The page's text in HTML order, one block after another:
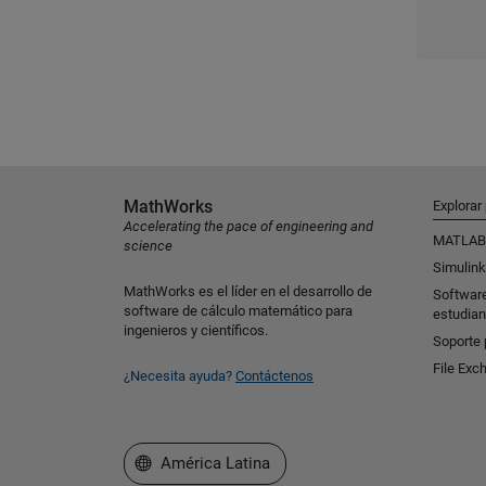
MathWorks
Accelerating the pace of engineering and
science
MathWorks es el líder en el desarrollo de
software de cálculo matemático para
ingenieros y científicos.
¿Necesita ayuda? Contáctenos
MATLAB
Simulink
Soporte
File
Seleccione un país/idioma
América Latina